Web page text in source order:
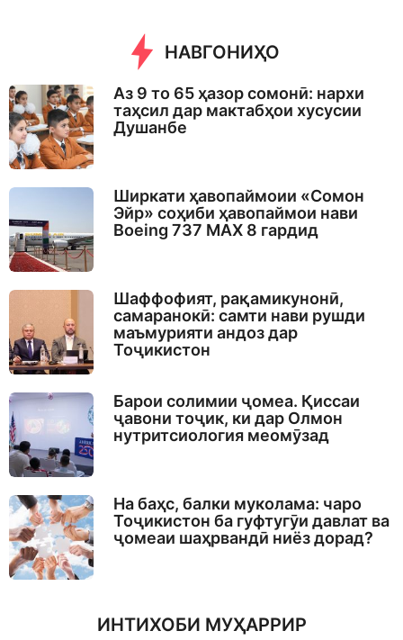
g
o
НАВГОНИҲО
Аз 9 то 65 ҳазор сомонӣ: нархи
таҳсил дар мактабҳои хусусии
Душанбе
Ширкати ҳавопаймоии «Сомон
Эйр» соҳиби ҳавопаймои нави
Boeing 737 MAX 8 гардид
Шаффофият, рақамикунонӣ,
самаранокӣ: самти нави рушди
маъмурияти андоз дар
Тоҷикистон
Барои солимии ҷомеа. Қиссаи
ҷавони тоҷик, ки дар Олмон
нутритсиология меомӯзад
На баҳс, балки муколама: чаро
Тоҷикистон ба гуфтугӯи давлат ва
ҷомеаи шаҳрвандӣ ниёз дорад?
ИНТИХОБИ МУҲАРРИР